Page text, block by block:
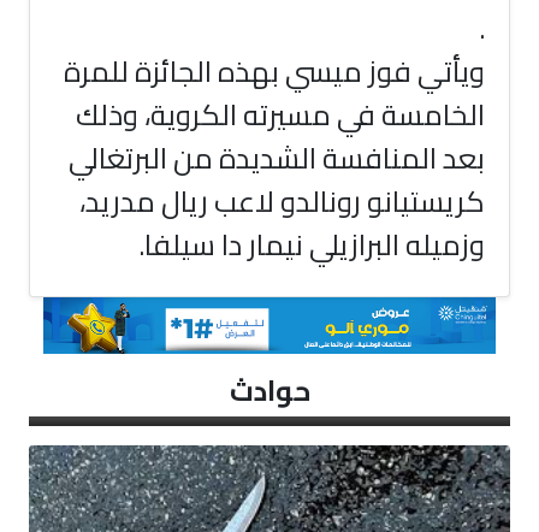
حوادث
.
ويأتي فوز ميسي بهذه الجائزة للمرة
الخامسة في مسيرته الكروية، وذلك
بعد المنافسة الشديدة من البرتغالي
كريستيانو رونالدو لاعب ريال مدريد،
وزميله البرازيلي نيمار دا سيلفا.